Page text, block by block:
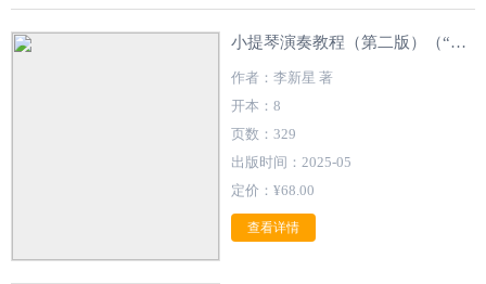
小提琴演奏教程（第二版）（“十四五”职业教育国家规划教材）
作者：李新星 著
开本：8
页数：329
出版时间：2025-05
定价：¥68.00
查看详情